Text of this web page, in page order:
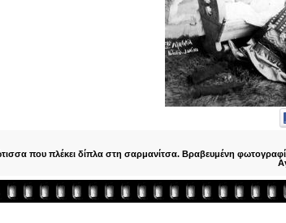
που πλέκει δίπλα στη σαρμανίτσα. Βραβευμένη